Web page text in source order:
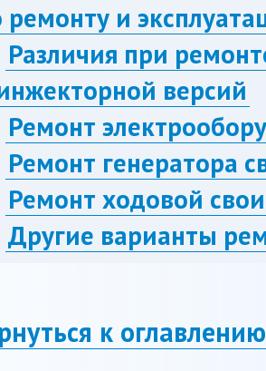
ремонту и
Различия при
версий
Ремонт
Ремонт генератора
Ремонт ходовой
Другие варианты
к оглавлению